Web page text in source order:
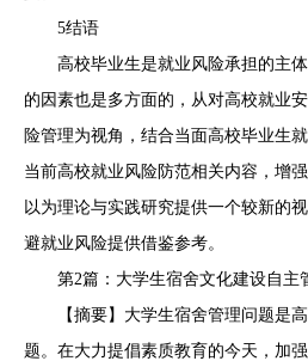
5结语
高校毕业生是就业风险承担的主
的因素也是多方面的，从对高校就业
险管理为视角，结合当面高校毕业生
当前高校就业风险防范相关内容，增
以为理论与实践研究提供一个较新的
避就业风险提供借鉴参考。
第2篇：大学生宿舍文化建设自主
【摘要】大学生宿舍管理问题是
题。在大力提倡素质教育的今天，加